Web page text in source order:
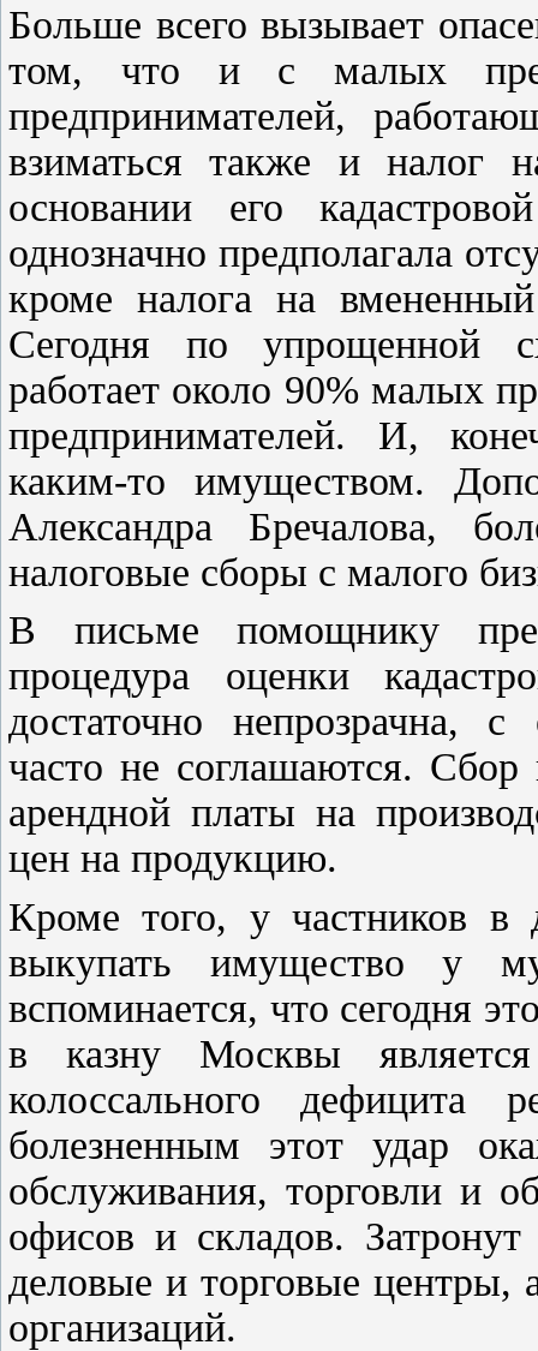
Больше всего вызывает
том, что и с малых
предпринимателей,
взиматься также и налог
основании его
однозначно предполагала
кроме налога на
Сегодня по упрощенной
работает около 90% малых
предпринимателей. И,
каким-то имуществом.
Александра Бречалова,
налоговые сборы с малого
В письме помощнику
процедура оценки
достаточно непрозрачна, с
часто не соглашаются.
арендной платы на
цен на продукцию.
Кроме того, у частников в
выкупать имущество у
вспоминается, что сегодня
в казну Москвы
колоссального дефицита
болезненным этот удар
обслуживания, торговли и
офисов и складов.
деловые и торговые центры,
организаций.